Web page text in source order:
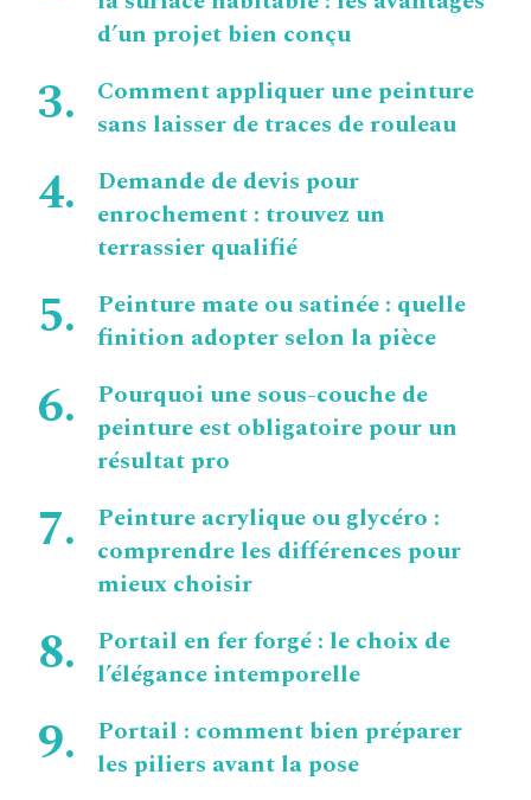
d’un projet bien conçu
Comment appliquer une peinture
sans laisser de traces de rouleau
Demande de devis pour
enrochement : trouvez un
terrassier qualifié
Peinture mate ou satinée : quelle
finition adopter selon la pièce
Pourquoi une sous-couche de
peinture est obligatoire pour un
résultat pro
Peinture acrylique ou glycéro :
comprendre les différences pour
mieux choisir
Portail en fer forgé : le choix de
l’élégance intemporelle
Portail : comment bien préparer
les piliers avant la pose